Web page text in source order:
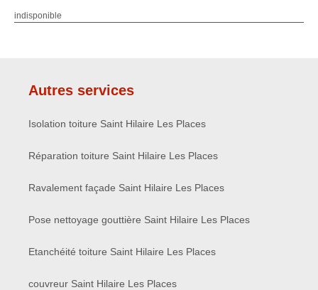
indisponible
Autres services
Isolation toiture Saint Hilaire Les Places
Réparation toiture Saint Hilaire Les Places
Ravalement façade Saint Hilaire Les Places
Pose nettoyage gouttière Saint Hilaire Les Places
Etanchéité toiture Saint Hilaire Les Places
couvreur Saint Hilaire Les Places